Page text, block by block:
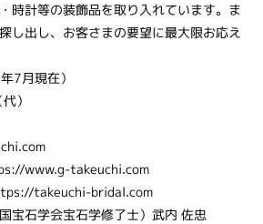
時計等の装飾品を取り入れています。ま
し出し、お客さまの要望に最大限お応え
7月現在）
）
www.g-takeuchi.com
takeuchi-bridal.com
宝石学会宝石学修了士）武内 佐忠